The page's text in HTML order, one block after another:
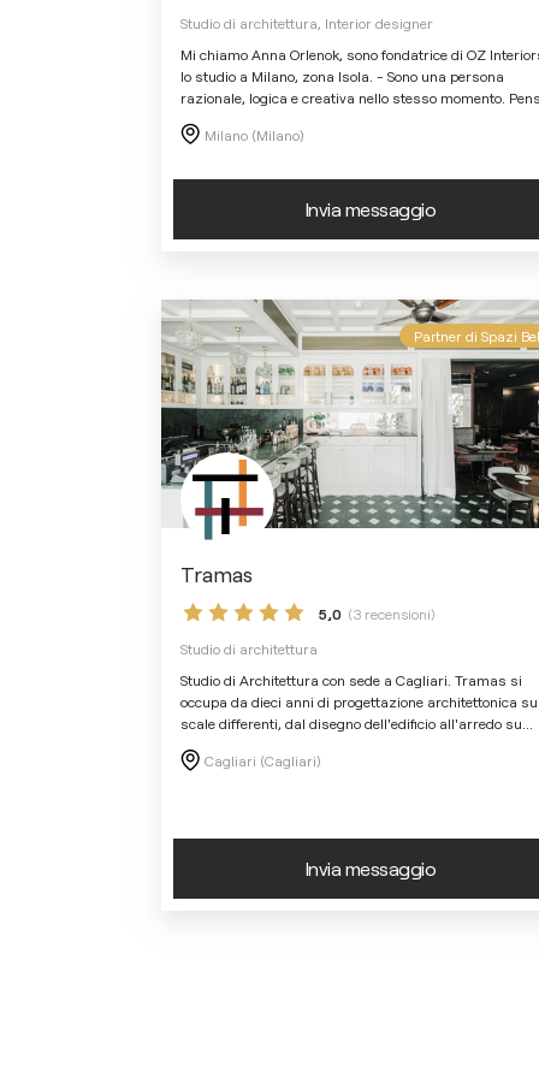
Studio di architettura, Interior designer
Mi chiamo Anna Orlenok, sono fondatrice di OZ
lo studio a Milano, zona Isola. - Sono una persona
razionale, logica e creativa nello stesso momento.
Milano (Milano)
Invia messaggio
Partner di Spazi
Tramas
5,0 (3 recensioni)
Studio di architettura
Studio di Architettura con sede a Cagliari. Tramas si
occupa da dieci anni di progettazione architettonica su
scale differenti, dal disegno dell'edificio all'arredo su
Cagliari (Cagliari)
Invia messaggio